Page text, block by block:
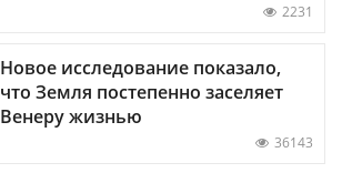
2231
Новое исследование показало,
что Земля постепенно заселяет
Венеру жизнью
36143